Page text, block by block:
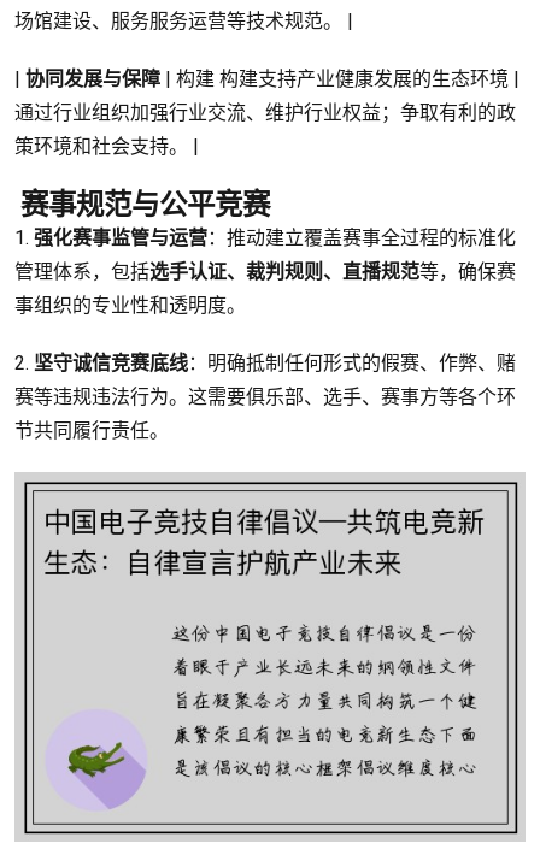
场馆建设、服务服务运营等技术规范。 |
| 协同发展与保障 | 构建 构建支持产业健康发展的生态环境 |
通过行业组织加强行业交流、维护行业权益；争取有利的政
策环境和社会支持。 |
️ 赛事规范与公平竞赛
1. 强化赛事监管与运营：推动建立覆盖赛事全过程的标准化
管理体系，包括选手认证、裁判规则、直播规范等，确保赛
事组织的专业性和透明度。
2. 坚守诚信竞赛底线：明确抵制任何形式的假赛、作弊、赌
赛等违规违法行为。这需要俱乐部、选手、赛事方等各个环
节共同履行责任。